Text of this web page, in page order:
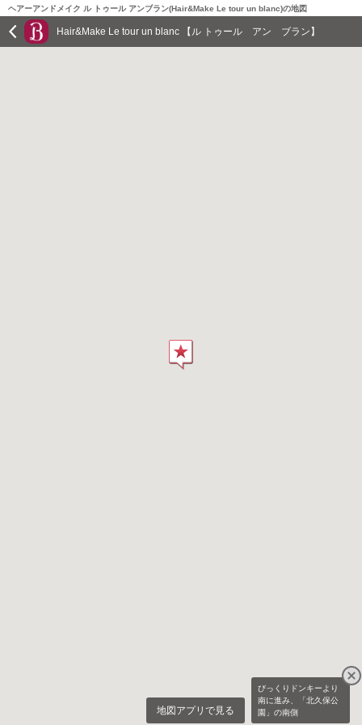
ヘアーアンドメイク ル トゥール アンブラン(Hair&Make Le tour un blanc)の地図
Hair&Make Le tour un blanc 【ル トゥール アン ブラン】
びっくりドンキーより
南に進み、「北久保公
園」の南側
地図アプリで見る